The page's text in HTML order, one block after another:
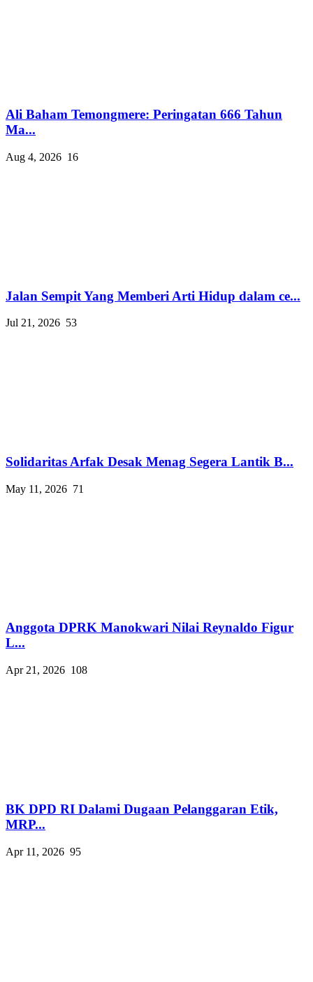
Ali Baham Temongmere: Peringatan 666 Tahun
Ma...
Aug 4, 2026 16
Jalan Sempit Yang Memberi Arti Hidup dalam ce...
Jul 21, 2026 53
Solidaritas Arfak Desak Menag Segera Lantik B...
May 11, 2026 71
Anggota DPRK Manokwari Nilai Reynaldo Figur
L...
Apr 21, 2026 108
BK DPD RI Dalami Dugaan Pelanggaran Etik,
MRP...
Apr 11, 2026 95